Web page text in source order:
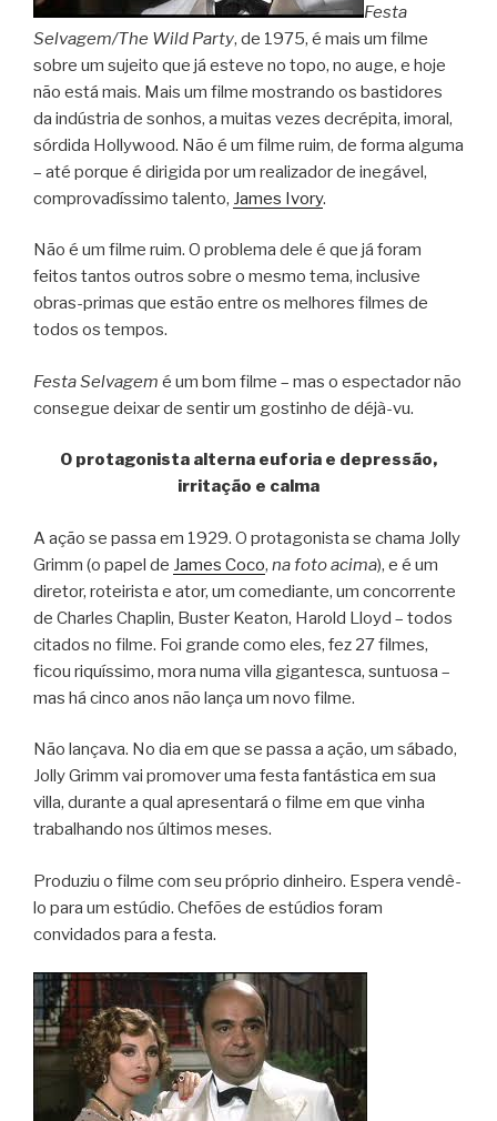
Festa
Selvagem/The Wild Party, de 1975, é mais um filme
sobre um sujeito que já esteve no topo, no auge, e hoje
não está mais. Mais um filme mostrando os bastidores
da indústria de sonhos, a muitas vezes decrépita, imoral,
sórdida Hollywood. Não é um filme ruim, de forma alguma
– até porque é dirigida por um realizador de inegável,
comprovadíssimo talento, James Ivory.
Não é um filme ruim. O problema dele é que já foram
feitos tantos outros sobre o mesmo tema, inclusive
obras-primas que estão entre os melhores filmes de
todos os tempos.
Festa Selvagem é um bom filme – mas o espectador não
consegue deixar de sentir um gostinho de déjà-vu.
O protagonista alterna euforia e depressão,
irritação e calma
A ação se passa em 1929. O protagonista se chama Jolly
Grimm (o papel de James Coco, na foto acima), e é um
diretor, roteirista e ator, um comediante, um concorrente
de Charles Chaplin, Buster Keaton, Harold Lloyd – todos
citados no filme. Foi grande como eles, fez 27 filmes,
ficou riquíssimo, mora numa villa gigantesca, suntuosa –
mas há cinco anos não lança um novo filme.
Não lançava. No dia em que se passa a ação, um sábado,
Jolly Grimm vai promover uma festa fantástica em sua
villa, durante a qual apresentará o filme em que vinha
trabalhando nos últimos meses.
Produziu o filme com seu próprio dinheiro. Espera vendê-
lo para um estúdio. Chefões de estúdios foram
convidados para a festa.